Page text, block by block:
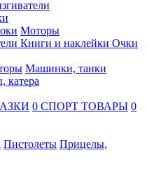
Моторы
Книги и наклейки Очки
Машинки, танки
катера
0 СПОРТ ТОВАРЫ 0
Пистолеты Прицелы,